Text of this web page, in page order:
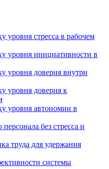
уровня стресса в рабочем
уровня инициативности в
уровня доверия внутри
уровня доверия к
уровня автономии в
без стресса и
труда для удержания
системы